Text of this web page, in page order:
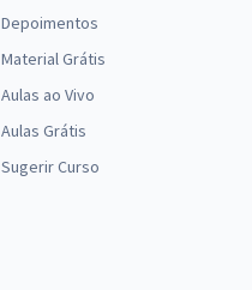
Depoimentos
Material Grátis
Aulas ao Vivo
Aulas Grátis
Sugerir Curso